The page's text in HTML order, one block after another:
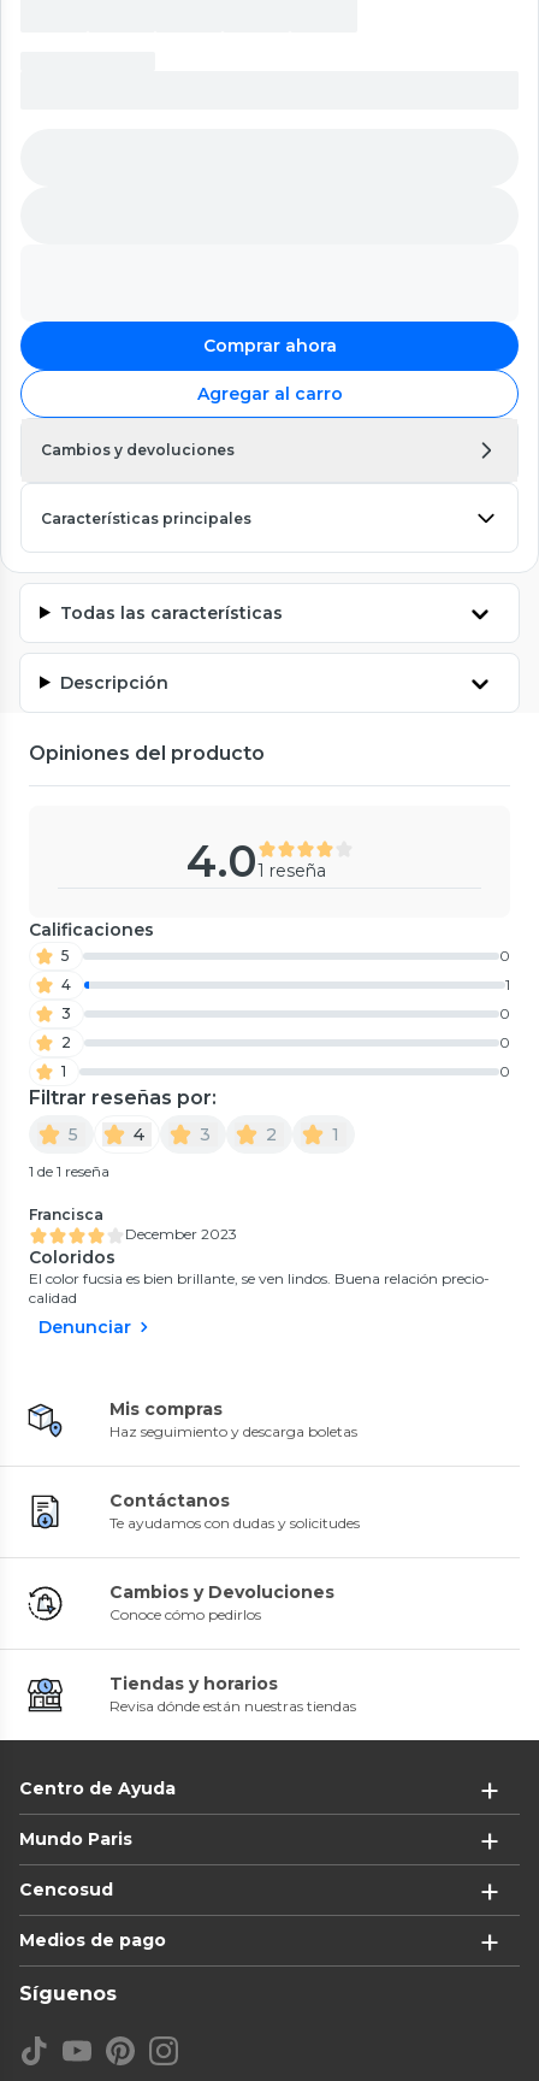
Comprar ahora
Agregar al carro
Cambios y devoluciones
Características principales
Todas las características
Descripción
Opiniones del producto
4.01 reseña
Calificaciones
5
0
4
1
3
0
2
0
1
0
Filtrar reseñas por:
5 4 3 2 1
1 de 1 reseña
Francisca
December 2023
Coloridos
El color fucsia es bien brillante, se ven lindos. Buena relación precio-
calidad
Denunciar
Mis compras
Haz seguimiento y descarga boletas
Contáctanos
Te ayudamos con dudas y solicitudes
Cambios y Devoluciones
Conoce cómo pedirlos
Tiendas y horarios
Revisa dónde están nuestras tiendas
Centro de Ayuda
Mundo Paris
Cencosud
Medios de pago
Síguenos